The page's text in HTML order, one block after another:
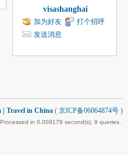
visashanghai
加为好友
打个招呼
发送消息
| Travel in China ( 京ICP备06064874号 )
Processed in 0.009179 second(s), 9 queries .